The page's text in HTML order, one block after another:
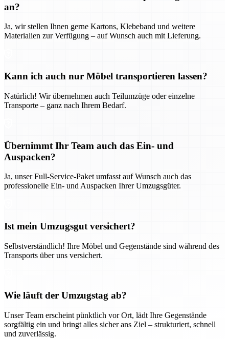
an?
Ja, wir stellen Ihnen gerne Kartons, Klebeband und weitere
Materialien zur Verfügung – auf Wunsch auch mit Lieferung.
Kann ich auch nur Möbel transportieren lassen?
Natürlich! Wir übernehmen auch Teilumzüge oder einzelne
Transporte – ganz nach Ihrem Bedarf.
Übernimmt Ihr Team auch das Ein- und
Auspacken?
Ja, unser Full-Service-Paket umfasst auf Wunsch auch das
professionelle Ein- und Auspacken Ihrer Umzugsgüter.
Ist mein Umzugsgut versichert?
Selbstverständlich! Ihre Möbel und Gegenstände sind während des
Transports über uns versichert.
Wie läuft der Umzugstag ab?
Unser Team erscheint pünktlich vor Ort, lädt Ihre Gegenstände
sorgfältig ein und bringt alles sicher ans Ziel – strukturiert, schnell
und zuverlässig.